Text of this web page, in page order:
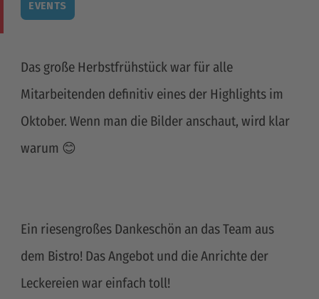
EVENTS
Das große Herbstfrühstück war für alle
Mitarbeitenden definitiv eines der Highlights im
Oktober. Wenn man die Bilder anschaut, wird klar
warum 😊
Ein riesengroßes Dankeschön an das Team aus
dem Bistro! Das Angebot und die Anrichte der
Leckereien war einfach toll!